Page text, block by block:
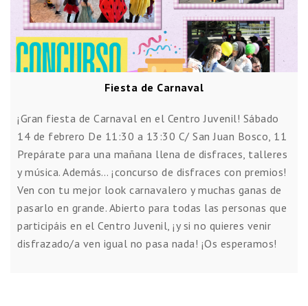
Fiesta de Carnaval
¡Gran fiesta de Carnaval en el Centro Juvenil! Sábado
14 de febrero De 11:30 a 13:30 C/ San Juan Bosco, 11
Prepárate para una mañana llena de disfraces, talleres
y música. Además… ¡concurso de disfraces con premios!
Ven con tu mejor look carnavalero y muchas ganas de
pasarlo en grande. Abierto para todas las personas que
participáis en el Centro Juvenil, ¡y si no quieres venir
disfrazado/a ven igual no pasa nada! ¡Os esperamos!